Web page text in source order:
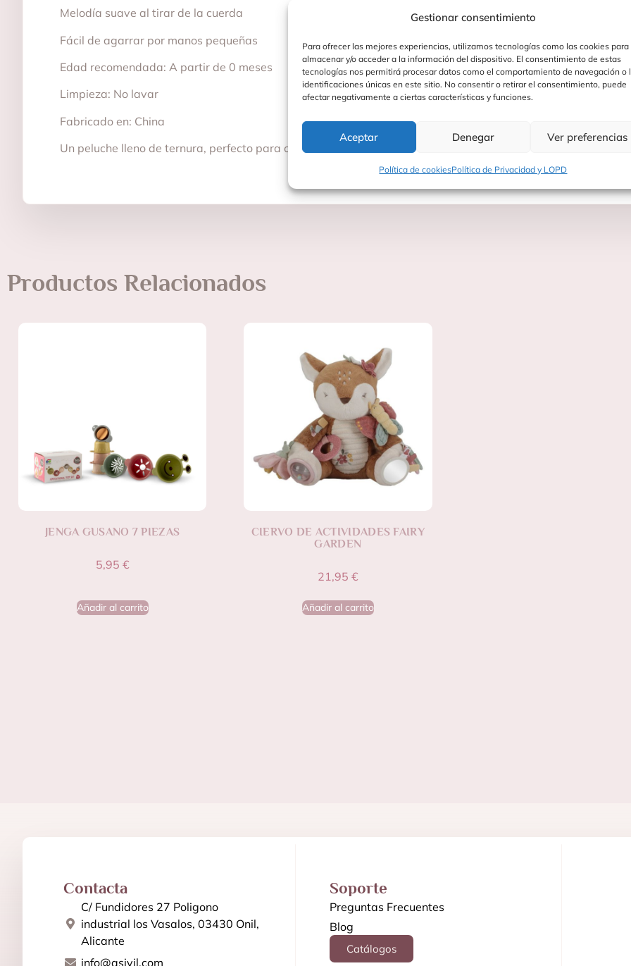
Gestionar consentimiento
Para ofrecer las mejores experiencias, utilizamos tecnologías como las cookies para
almacenar y/o acceder a la información del dispositivo. El consentimiento de estas
tecnologías nos permitirá procesar datos como el comportamiento de navegación o
identificaciones únicas en este sitio. No consentir o retirar el consentimiento, puede
afectar negativamente a ciertas características y funciones.
Aceptar Denegar Ver preferencias
Política de cookiesPolítica de Privacidad y LOPD
Melodía suave al tirar de la cuerda
Fácil de agarrar por manos pequeñas
Edad recomendada: A partir de 0 meses
Limpieza: No lavar
Fabricado en: China
Un peluche lleno de ternura, perfecto para calmar y acompañar al bebé desde el nacimiento
Productos Relacionados
JENGA GUSANO 7 PIEZAS
5,95 €
Añadir al carrito
CIERVO DE ACTIVIDADES FAIRY
GARDEN
21,95 €
Añadir al carrito
Contacta
C/ Fundidores 27 Poligono
industrial los Vasalos, 03430 Onil,
Alicante
info@asivil.com
Soporte
Preguntas Frecuentes
Blog
Catálogos